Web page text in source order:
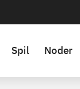
Spil Noder